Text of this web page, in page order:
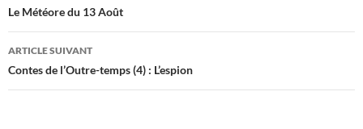
des
articles
Le Météore du 13 Août
ARTICLE SUIVANT
Contes de l’Outre-temps (4) : L’espion